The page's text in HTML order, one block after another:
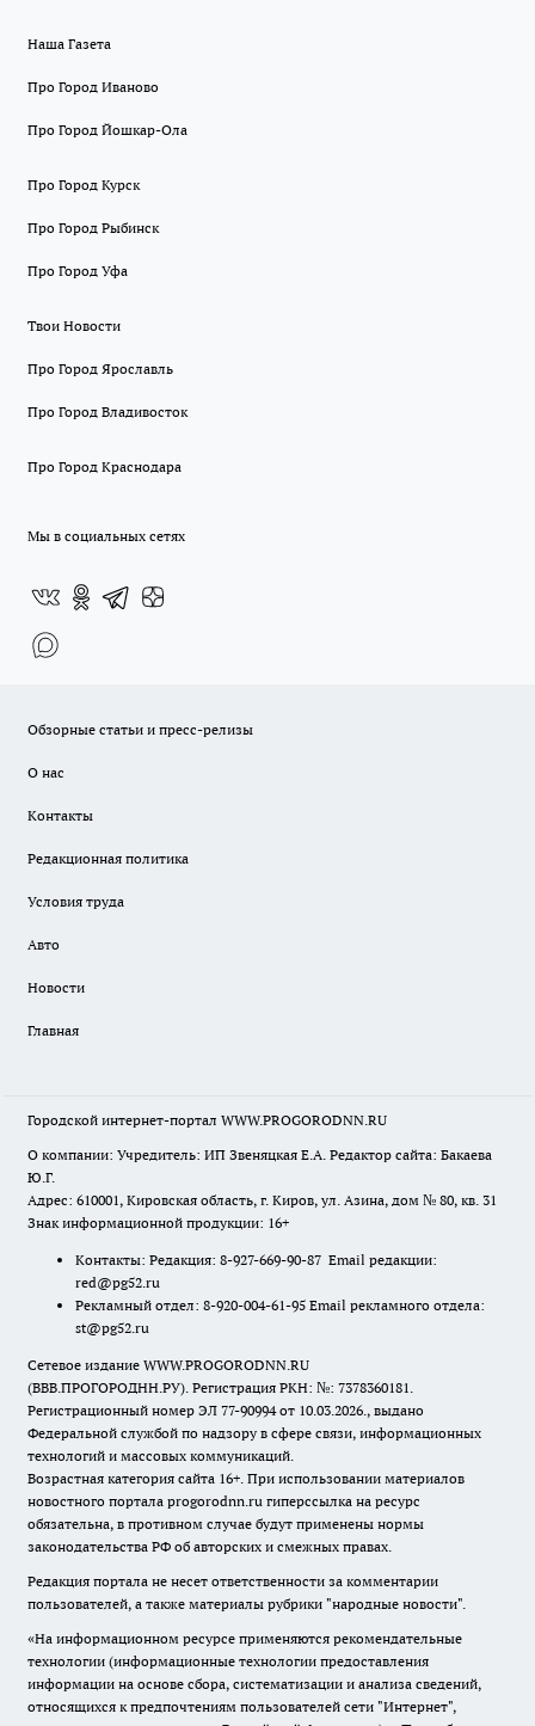
Наша Газета
Про Город Иваново
Про Город Йошкар-Ола
Про Город Курск
Про Город Рыбинск
Про Город Уфа
Твои Новости
Про Город Ярославль
Про Город Владивосток
Про Город Краснодара
Мы в социальных сетях
Обзорные статьи и пресс-релизы
О нас
Контакты
Редакционная политика
Условия труда
Авто
Новости
Главная
Городской интернет-портал WWW.PROGORODNN.RU
О компании: Учредитель: ИП Звеняцкая Е.А. Редактор сайта: Бакаева
Ю.Г.
Адрес: 610001, Кировская область, г. Киров, ул. Азина, дом № 80, кв. 31
Знак информационной продукции: 16+
Контакты: Редакция: 8-927-669-90-87 Email редакции:
red@pg52.ru
Рекламный отдел: 8-920-004-61-95 Email рекламного отдела:
st@pg52.ru
Сетевое издание WWW.PROGORODNN.RU
(ВВВ.ПРОГОРОДНН.РУ). Регистрация РКН: №: 7378360181.
Регистрационный номер ЭЛ 77-90994 от 10.03.2026., выдано
Федеральной службой по надзору в сфере связи, информационных
технологий и массовых коммуникаций.
Возрастная категория сайта 16+. При использовании материалов
новостного портала progorodnn.ru гиперссылка на ресурс
обязательна, в противном случае будут применены нормы
законодательства РФ об авторских и смежных правах.
Редакция портала не несет ответственности за комментарии
пользователей, а также материалы рубрики "народные новости".
«На информационном ресурсе применяются рекомендательные
технологии (информационные технологии предоставления
информации на основе сбора, систематизации и анализа сведений,
относящихся к предпочтениям пользователей сети "Интернет",